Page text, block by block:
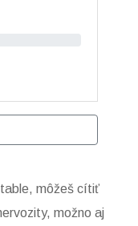
table, môžeš cítiť
možno aj